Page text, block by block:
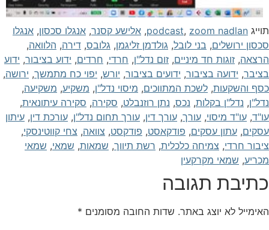
podcast,zoom nadlan
, אלישע קסנר, אנגלו סכסון, אנגלו
ירושלים, בני לובל, גולדמן זליגמן, גלובס, דירה, הלוואה,
, זוגות חד מיניים, זום נדל"ן, חרדי, חרדים, ידוע בציבור, ידוע
, ידועה בציבור, ידועים בציבור, יורש, יפוי כח מתמשך, ירושה,
והשקעות, לשכת המתווכים, מיסוי נדל"ן, משקיע, משקיעה,
, נדל"ן בקלות, נכס, נתן רוזנבלט, סקירה, סקירה עיתונאית,
, עו"ד מיסוי, עורך, עורך דין, עורך תחום נדל"ן, עורכת דין, עיתון
, עתון עסקים, פודקאסט, פודקסט, צוואה, צחי קווטינסקי,
חרדי, צמיחה כלכלית, רשת תיווך, שמאות, שמאי, שמאי
, שמאי מקרקעין
תגובה
לא יוצג באתר. שדות החובה מסומנים *